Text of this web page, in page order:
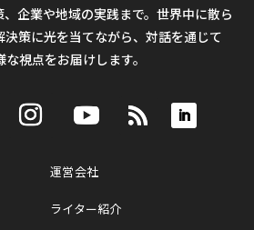
、企業や地域の実践まで。世界中に散ら
決策に光を当てながら、対話を通じて
視点をお届けします。
運営会社
ライター紹介